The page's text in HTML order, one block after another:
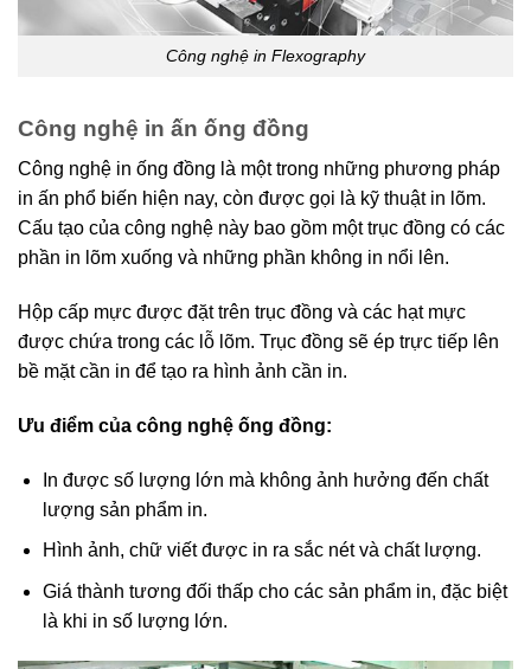
Công nghệ in Flexography
Công nghệ in ấn ống đồng
Công nghệ in ống đồng là một trong những phương pháp
in ấn phổ biến hiện nay, còn được gọi là kỹ thuật in lõm.
Cấu tạo của công nghệ này bao gồm một trục đồng có các
phần in lõm xuống và những phần không in nổi lên.
Hộp cấp mực được đặt trên trục đồng và các hạt mực
được chứa trong các lỗ lõm. Trục đồng sẽ ép trực tiếp lên
bề mặt cần in để tạo ra hình ảnh cần in.
Ưu điểm của công nghệ ống đồng:
In được số lượng lớn mà không ảnh hưởng đến chất
lượng sản phẩm in.
Hình ảnh, chữ viết được in ra sắc nét và chất lượng.
Giá thành tương đối thấp cho các sản phẩm in, đặc biệt
là khi in số lượng lớn.